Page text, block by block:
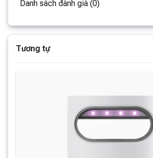
Danh sách đánh giá (0)
Tương tự